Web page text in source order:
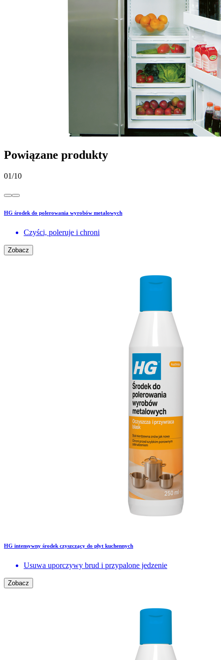
Powiązane produkty
01/10
HG środek do polerowania wyrobów metalowych
Czyści, poleruje i chroni
Zobacz
HG intensywny środek czyszczący do płyt kuchennych
Usuwa uporczywy brud i przypalone jedzenie
Zobacz